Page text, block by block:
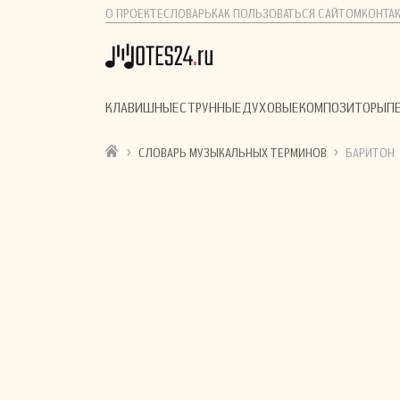
О ПРОЕКТЕСЛОВАРЬ КАК ПОЛЬЗОВАТЬСЯ САЙТОМ
КЛАВИШНЫЕСТРУННЫЕДУХОВЫЕКОМПОЗИТОРЫ
› СЛОВАРЬ МУЗЫКАЛЬНЫХ ТЕРМИНОВ › БАРИТОН